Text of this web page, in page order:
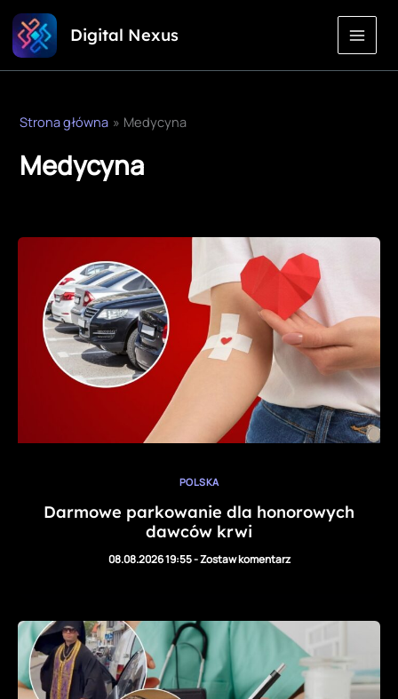
Przejdź
do
treści
Digital Nexus
Strona główna Medycyna
Medycyna
POLSKA
Darmowe parkowanie dla honorowych
dawców krwi
08.08.2026 19:55-Zostaw komentarz